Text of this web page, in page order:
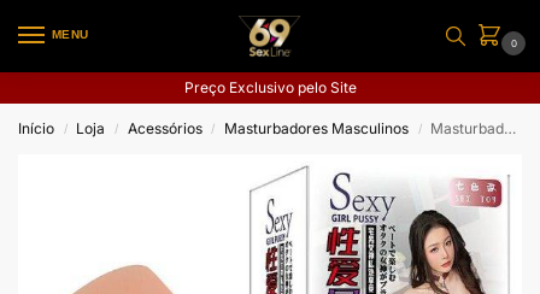
MENU
0
Preço Exclusivo pelo Site
Início / Loja / Acessórios / Masturbadores Masculinos / Masturbador Masculino Pequeno – Formato de Vagina – 13,5 x 6,0 cm